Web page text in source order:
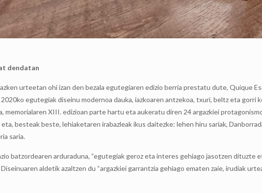
dendatan
urteetan ohi izan den bezala egutegiaren edizio berria prestatu dute, Quique
egutegiak diseinu modernoa dauka, iazkoaren antzekoa, txuri, beltz eta gorri
memorialaren XIII. edizioan parte hartu eta aukeratu diren 24 argazkiei
besteak beste, lehiaketaren irabazleak ikus daitezke: lehen hiru sariak,
saria.
batzordearen arduraduna, “egutegiak geroz eta interes gehiago jasotzen dituzte
aldetik azaltzen du “argazkiei garrantzia gehiago ematen zaie, irudiak